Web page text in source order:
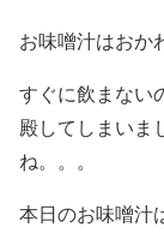
お味噌汁はおか
すぐに飲まない
殿してしまいま
ね。。。
本日のお味噌汁